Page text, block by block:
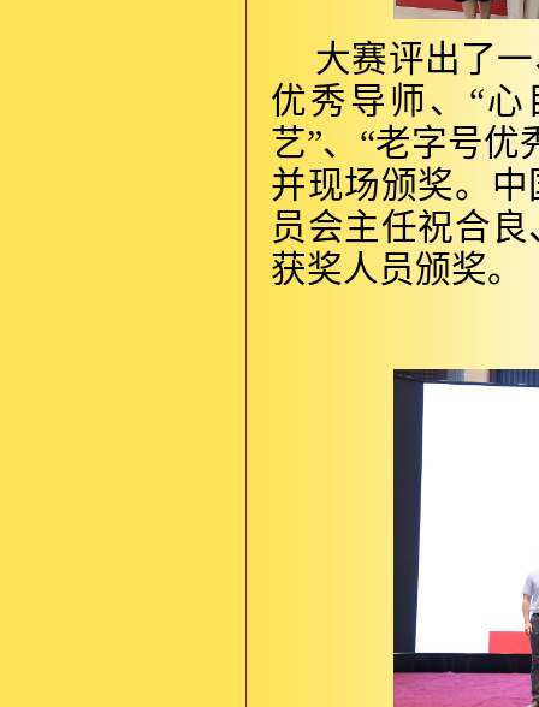
大赛评出了
优秀导师、“
艺”、“老字号优
并现场颁奖。
员会主任祝合
获奖人员颁奖。